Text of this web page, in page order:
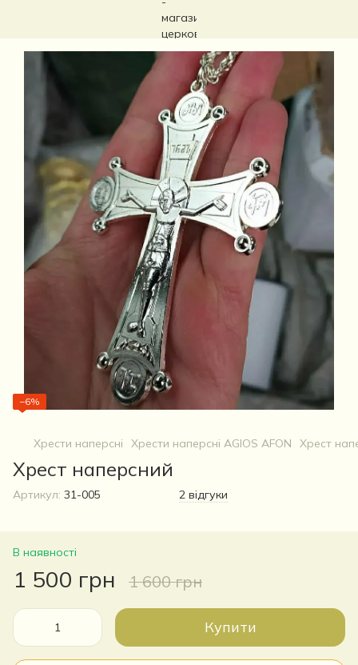
−6%
Хрести наперсні Хрести наперсні AGIOS AFON Хрест
Хрест наперсний
Артикул: 31-005 2 відгуки
В наявності
1 500 грн 1 600 грн
Купити